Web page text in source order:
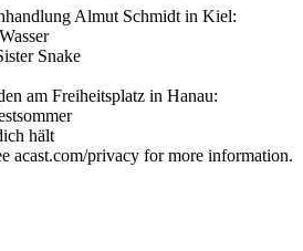
Almut Schmidt in Kiel:
Snake
am Freiheitsplatz in Hanau:
hält
acast.com/privacy for more information.